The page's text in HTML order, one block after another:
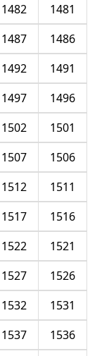
1481
1482
1486
1487
1491
1492
1496
1497
1501
1502
1506
1507
1511
1512
1516
1517
1521
1522
1526
1527
1531
1532
1536
1537